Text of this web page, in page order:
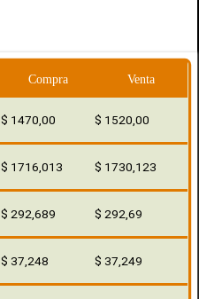
Compra Venta
$ 1470,00 $ 1520,00
$ 1716,013 $ 1730,123
$ 292,689 $ 292,69
$ 37,248 $ 37,249